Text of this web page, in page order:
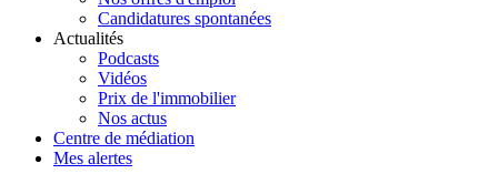
Candidatures spontanées
Actualités
Podcasts
Vidéos
Prix de l'immobilier
Nos actus
Centre de médiation
Mes alertes